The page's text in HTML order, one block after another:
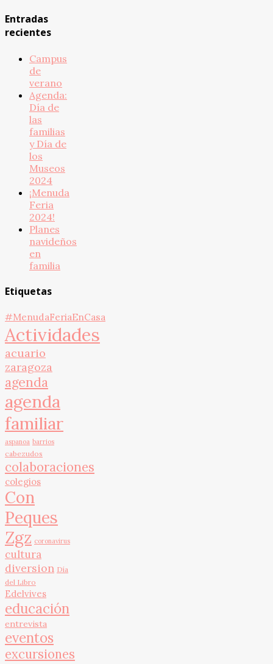
Entradas
recientes
Campus
de
verano
Agenda:
Día de
las
familias
y Día de
los
Museos
2024
¡Menuda
Feria
2024!
Planes
navideños
en
familia
Etiquetas
#MenudaFeriaEnCasa
Actividades
acuario
zaragoza
agenda
agenda
familiar
aspanoa barrios
cabezudos
colaboraciones
colegios
Con
Peques
Zgz coronavirus
cultura
diversion Día
del Libro
Edelvives
educación
entrevista
eventos
excursiones